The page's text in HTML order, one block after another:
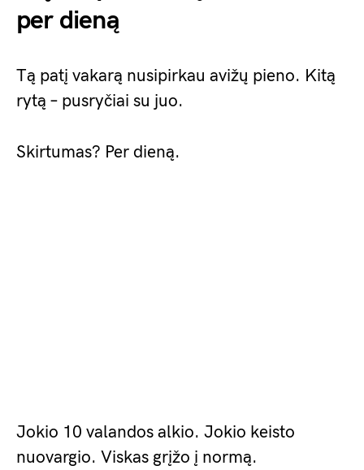
per dieną
Tą patį vakarą nusipirkau avižų pieno. Kitą
rytą – pusryčiai su juo.
Skirtumas? Per dieną.
Jokio 10 valandos alkio. Jokio keisto
nuovargio. Viskas grįžo į normą.